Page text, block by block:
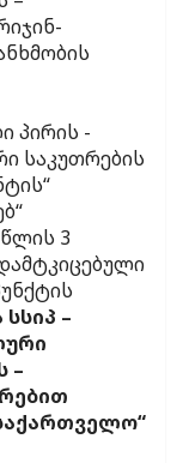
პირის -
საკუთრების
3
–
–